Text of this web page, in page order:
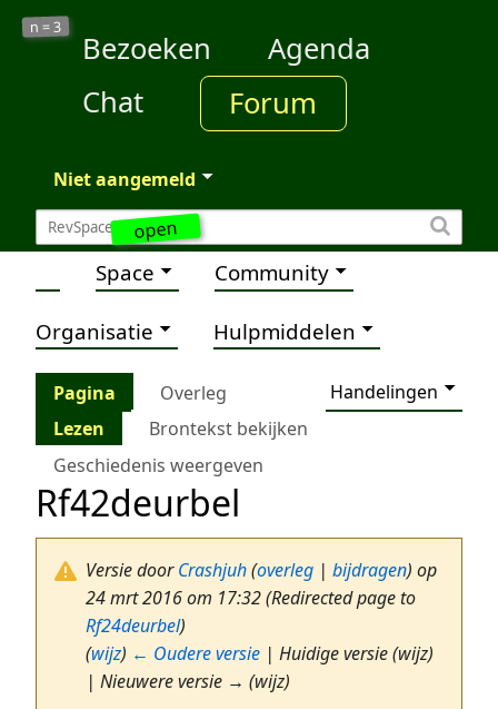
open
n =3
Bezoeken
Agenda
Chat
Forum
Niet aangemeld
Space Community
Organisatie Hulpmiddelen
Pagina Overleg
Handelingen
Lezen
Brontekst bekijken
Geschiedenis weergeven
Rf42deurbel
Versie doorCrashjuh(overleg | bijdragen) op
24 mrt 2016 om 17:32(Redirected page to
Rf24deurbel)
(wijz) ← Oudere versie | Huidige versie (wijz)
| Nieuwere versie → (wijz)